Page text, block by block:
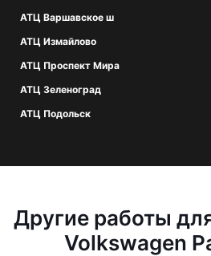
АТЦ Варшавское ш
АТЦ Измайлово
АТЦ Проспект Мира
АТЦ Зеленоград
АТЦ Подольск
Другие работы
Volkswagen